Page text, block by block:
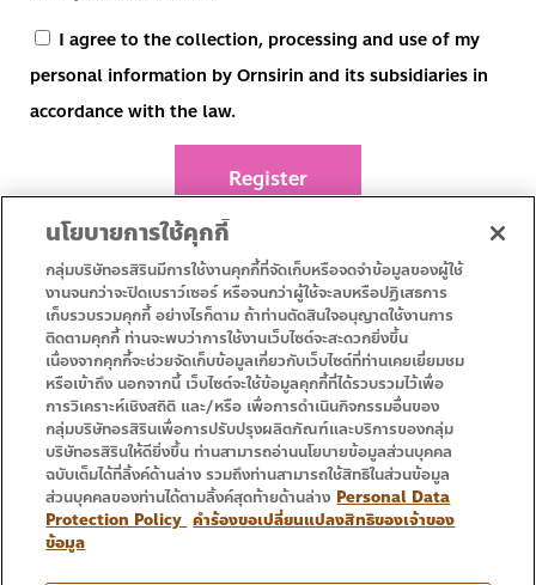
I agree to the collection, processing and use of my
personal information by Ornsirin and its subsidiaries in
accordance with the law.
Register
• Homepage
• Promotion
• Service
• Contact Us
นโยบายการใช้คุกกี้
กลุ่มบริษัทอรสิรินมีการใช้งานคุกกี้ที่จัดเก็บหรือจดจำข้อมูลของผู้ใช้
งานจนกว่าจะปิดเบราว์เซอร์ หรือจนกว่าผู้ใช้จะลบหรือปฏิเสธการ
เก็บรวบรวมคุกกี้ อย่างไรก็ตาม ถ้าท่านตัดสินใจอนุญาตใช้งานการ
ติดตามคุกกี้ ท่านจะพบว่าการใช้งานเว็บไซต์จะสะดวกยิ่งขึ้น
เนื่องจากคุกกี้จะช่วยจัดเก็บข้อมูลเกี่ยวกับเว็บไซต์ที่ท่านเคยเยี่ยมชม
หรือเข้าถึง นอกจากนี้ เว็บไซต์จะใช้ข้อมูลคุกกี้ที่ได้รวบรวมไว้เพื่อ
การวิเคราะห์เชิงสถิติ และ/หรือ เพื่อการดำเนินกิจกรรมอื่นของ
กลุ่มบริษัทอรสิรินเพื่อการปรับปรุงผลิตภัณฑ์และบริการของกลุ่ม
บริษัทอรสิรินให้ดียิ่งขึ้น ท่านสามารถอ่านนโยบายข้อมูลส่วนบุคคล
ฉบับเต็มได้ที่ลิ้งค์ด้านล่าง รวมถึงท่านสามารถใช้สิทธิในส่วนข้อมูล
ส่วนบุคคลของท่านได้ตามลิ้งค์สุดท้ายด้านล่าง Personal Data
Protection Policy คำร้องขอเปลี่ยนแปลงสิทธิของเจ้าของ
ข้อมูล